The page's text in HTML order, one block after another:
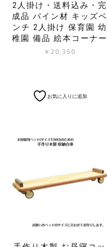
2人掛け・送料込み・完
成品 パイン材 キッズベ
ンチ 2人掛け 保育園 幼
稚園 備品 絵本コーナー
￥ 20,350
お気に入りに追加